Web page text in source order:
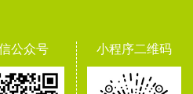
公众号 小程序二维码